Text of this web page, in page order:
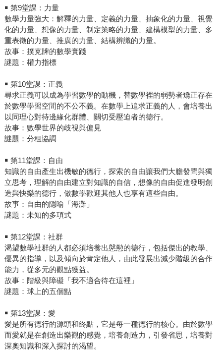
￭ 第9堂課：力量
數學力量強大：解釋的力量、定義的力量、抽象化的力量、視覺
化的力量、想像的力量、制定策略的力量、建構模型的力量、多
重表徵的力量、推廣的力量、結構辨識的力量。
故事：撲克牌的數學實踐
謎題：權力指標
￭ 第10堂課：正義
尋求正義可以成為學習數學的動機，替數學裡的弱勢者矯正存在
於數學學習空間的不公不義。在數學上追求正義的人，會培養出
以同理心對待邊緣化群體、關切受壓迫者的德行。
故事：數學世界的歧視與偏見
謎題：分租協調
￭ 第11堂課：自由
知識的自由產生出機敏的德行，探索的自由讓我們大膽發問與獨
立思考，理解的自由建立對知識的自信，想像的自由促進發明創
造與快樂的德行，做數學歡迎其他人也享有這些自由。
故事：自由的隱喻「海灘」
謎題：未知的多項式
￭ 第12堂課：社群
渴望數學社群的人都必須培養出慇懃的德行，包括傑出的教學、
優異的指導，以及傾向於肯定他人，由此發展出減少階級的合作
能力，從多元的觀點獲益。
故事：階級與障礙「我不適合待在這裡」
謎題：球上的五個點
￭ 第13堂課：愛
愛是所有德行的源頭和終點，它是每一種德行的核心。由於數學
而愛就是在創造出樂觀的感覺，培養創造力，引發省思，培養對
深奧知識和深入探討的渴望。